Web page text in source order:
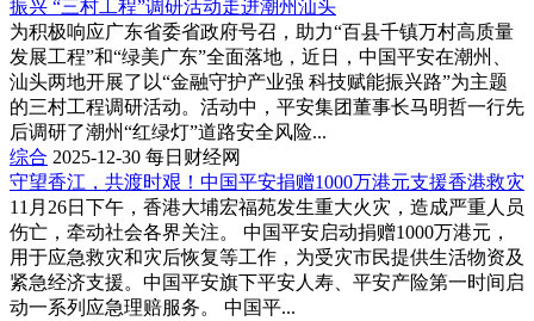
振兴 “三村工程”调研活动走进潮州汕头
为积极响应广东省委省政府号召，助力“百县千镇万村高质量
发展工程”和“绿美广东”全面落地，近日，中国平安在潮州、
汕头两地开展了以“金融守护产业强 科技赋能振兴路”为主题
的三村工程调研活动。活动中，平安集团董事长马明哲一行先
后调研了潮州“红绿灯”道路安全风险...
综合 2025-12-30 每日财经网
守望香江，共渡时艰！中国平安捐赠1000万港元支援香港救灾‌
11月26日下午，香港大埔宏福苑发生重大火灾，造成严重人员
伤亡，牵动社会各界关注。 中国平安启动捐赠1000万港元，
用于应急救灾和灾后恢复等工作，为受灾市民提供生活物资及
紧急经济支援。中国平安旗下平安人寿、平安产险第一时间启
动一系列应急理赔服务。 中国平...